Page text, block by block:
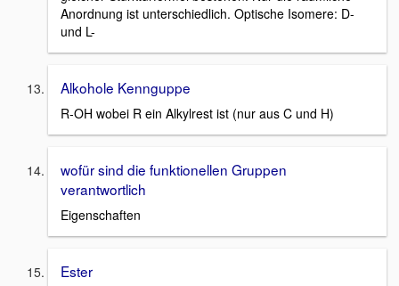
Anordnung ist unterschiedlich. Optische Isomere: D-
und L-
Alkohole Kennguppe
R-OH wobei R ein Alkylrest ist (nur aus C und H)
wofür sind die funktionellen Gruppen
verantwortlich
Eigenschaften
Ester